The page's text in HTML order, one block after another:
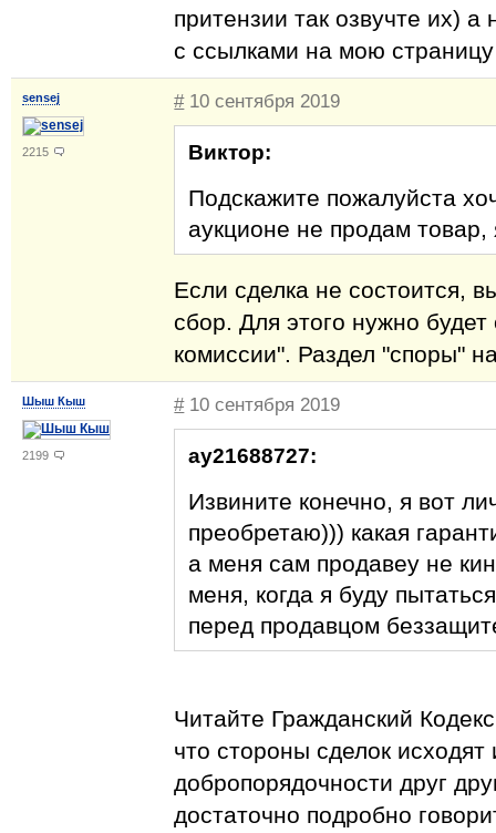
притензии так озвучте их) а
с ссылками на мою страницу
sensej
2215
#10 сентября 2019
Виктор:
Подскажите пожалуйста
аукционе не продам
Если сделка не состоится,
сбор. Для этого нужно
комиссии". Раздел "споры"
Шыш Кыш
2199
#10 сентября 2019
ay21688727:
Извините конечно, я вот
преобретаю))) какая
а меня сам продавеу не
меня, когда я буду
перед продавцом
Читайте Гражданский
что стороны сделок
добропорядочности друг
достаточно подробно